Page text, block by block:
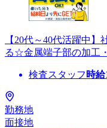
【20代～40代活躍中
る☆金属端子部の加工
検査スタッフ 時給
勤務地
面接地